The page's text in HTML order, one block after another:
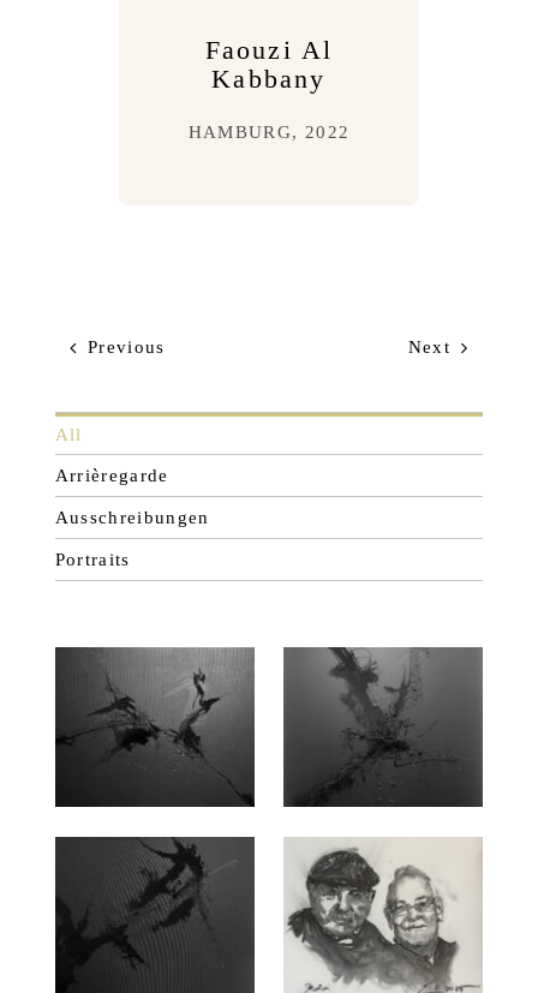
Faouzi Al
Kabbany
HAMBURG, 2022
Previous Next
All
Arrièregarde
Ausschreibungen
Portraits